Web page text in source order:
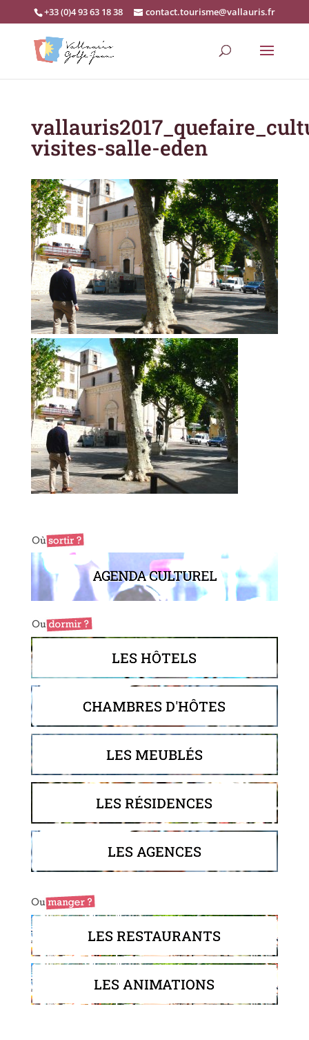
+33 (0)4 93 63 18 38 contact.tourisme@vallauris.fr
visites-salle-eden
AGENDA CULTUREL
LES HÔTELS
CHAMBRES D'HÔTES
LES MEUBLÉS
LES RÉSIDENCES
LES AGENCES
LES RESTAURANTS
LES ANIMATIONS